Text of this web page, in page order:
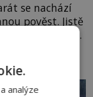
se nachází
pověst. Jistě
Proč má
nás mohou
ve městě
analýze